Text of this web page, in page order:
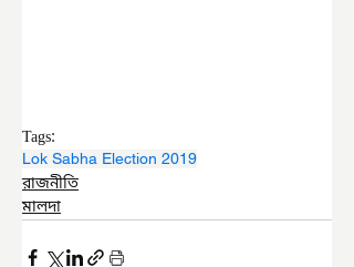
Tags:
Lok Sabha Election 2019
রাজনীতি
মালদা